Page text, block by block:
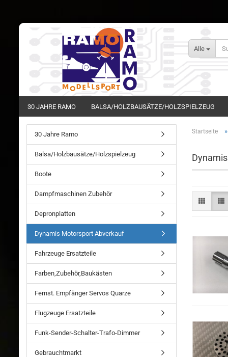
Alle
30 JAHRE RAMO BALSA/HOLZBAUSÄTZE/HOLZSPIELZEUG
Startseite »
30 Jahre Ramo
Balsa/Holzbausätze/Holzspielzeug
Boote
Dampfmaschinen Zubehör
Depronplatten
Dynamis Motorsport Abverkauf
Fahrzeuge Ersatzteile
Farben,Zubehör,Baukästen
Fernst. Empfänger Servos Quarze
Flugzeuge Ersatzteile
Funk-Sender-Schalter-Trafo-Dimmer
Gebrauchtmarkt